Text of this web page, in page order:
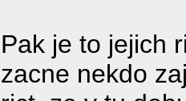
Pak je to jejich
zacne nekdo